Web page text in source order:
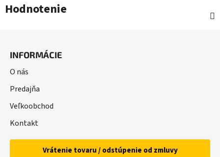
Hodnotenie
INFORMÁCIE
O nás
Predajňa
Veľkoobchod
Kontakt
Vrátenie tovaru / odstúpenie od zmluvy